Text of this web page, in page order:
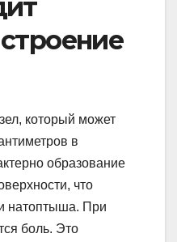
который может
в
образование
что
натоптыша. При
боль. Это